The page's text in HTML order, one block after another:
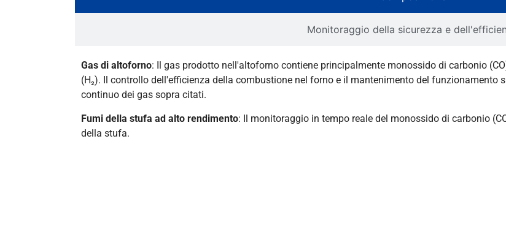
Monitoraggio della sicurezza e
Gas di altoforno: Il gas prodotto nell'altoforno contiene principalmente monossido di carbonio
(H₂). Il controllo dell'efficienza della combustione nel forno e il mantenimento del
continuo dei gas sopra citati.
Fumi della stufa ad alto rendimento: Il monitoraggio in tempo reale del monossido di carbonio
della stufa.